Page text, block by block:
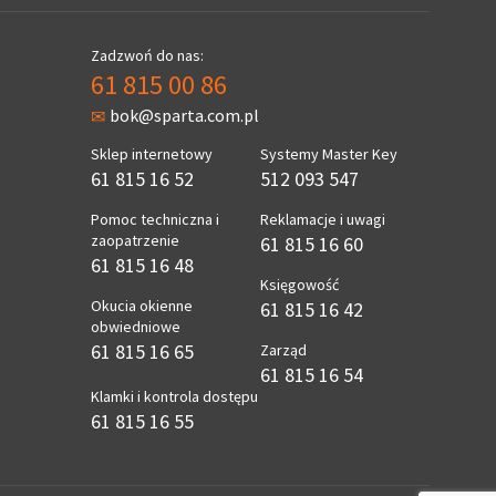
Zadzwoń do nas:
61 815 00 86
bok@sparta.com.pl
Sklep internetowy
61 815 16 52
Pomoc techniczna i
zaopatrzenie
61 815 16 48
Okucia okienne
obwiedniowe
61 815 16 65
Klamki i kontrola dostępu
61 815 16 55
Systemy Master Key
512 093 547
Reklamacje i uwagi
61 815 16 60
Księgowość
61 815 16 42
Zarząd
61 815 16 54